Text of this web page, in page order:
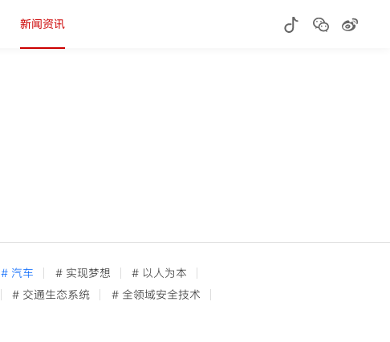
新闻资讯
# 汽车 # 实现梦想
# 以人为本
# 交通生态系统
# 全领域安全技术